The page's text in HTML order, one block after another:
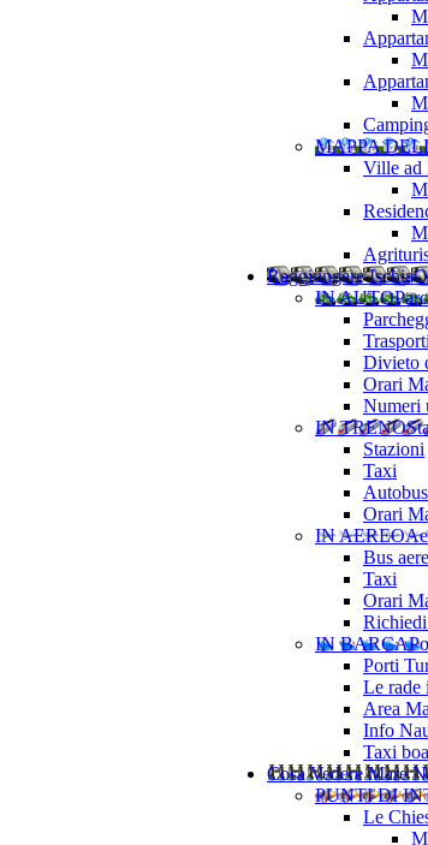
MAPPA
Ville ad
Raggiungere Ischia
IN AUTO
Divieto
Orari
Numeri
IN TRENO
Stazioni
Taxi
Orari
IN AEREO
Bus
Taxi
Orari
IN BARCA
Porti
Le rade
Area
Info
Taxi
Cosa VedereMare
PUNTI DI
Le